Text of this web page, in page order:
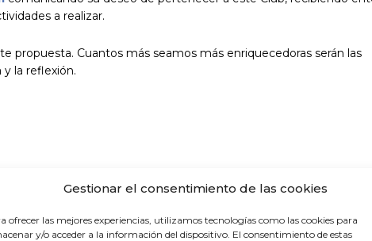
Gestionar el consentimiento de las cookies
ofrecer las mejores experiencias, utilizamos tecnologías como las cookies para
y/o acceder a la información del dispositivo. El consentimiento de estas
a realizar.
propuesta. Cuantos más seamos más enriquecedoras serán las
la reflexión.